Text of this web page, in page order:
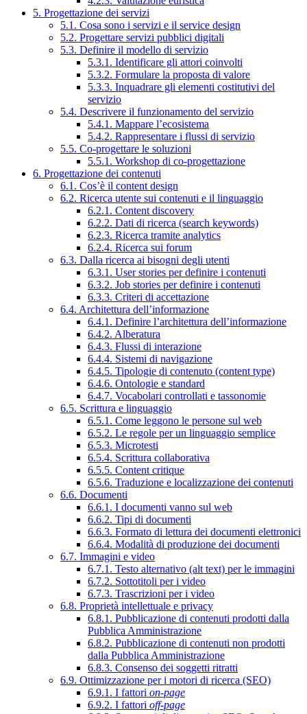
5. Progettazione dei servizi
5.1. Cosa sono i servizi e il service design
5.2. Progettare servizi pubblici digitali
5.3. Definire il modello di servizio
5.3.1. Identificare gli attori coinvolti
5.3.2. Formulare la proposta di valore
5.3.3. Inquadrare gli elementi costitutivi del
servizio
5.4. Descrivere il funzionamento del servizio
5.4.1. Mappare l’ecosistema
5.4.2. Rappresentare i flussi di servizio
5.5. Co-progettare le soluzioni
5.5.1. Workshop di co-progettazione
6. Progettazione dei contenuti
6.1. Cos’è il content design
6.2. Ricerca utente sui contenuti e il linguaggio
6.2.1. Content discovery
6.2.2. Dati di ricerca (search keywords)
6.2.3. Ricerca tramite analytics
6.2.4. Ricerca sui forum
6.3. Dalla ricerca ai bisogni degli utenti
6.3.1. User stories per definire i contenuti
6.3.2. Job stories per definire i contenuti
6.3.3. Criteri di accettazione
6.4. Architettura dell’informazione
6.4.1. Definire l’architettura dell’informazione
6.4.2. Alberatura
6.4.3. Flussi di interazione
6.4.4. Sistemi di navigazione
6.4.5. Tipologie di contenuto (content type)
6.4.6. Ontologie e standard
6.4.7. Vocabolari controllati e tassonomie
6.5. Scrittura e linguaggio
6.5.1. Come leggono le persone sul web
6.5.2. Le regole per un linguaggio semplice
6.5.3. Microtesti
6.5.4. Scrittura collaborativa
6.5.5. Content critique
6.5.6. Traduzione e localizzazione dei contenuti
6.6. Documenti
6.6.1. I documenti vanno sul web
6.6.2. Tipi di documenti
6.6.3. Formato di lettura dei documenti elettronici
6.6.4. Modalità di produzione dei documenti
6.7. Immagini e video
6.7.1. Testo alternativo (alt text) per le immagini
6.7.2. Sottotitoli per i video
6.7.3. Trascrizioni per i video
6.8. Proprietà intellettuale e privacy
6.8.1. Pubblicazione di contenuti prodotti dalla
Pubblica Amministrazione
6.8.2. Pubblicazione di contenuti non prodotti
dalla Pubblica Amministrazione
6.8.3. Consenso dei soggetti ritratti
6.9. Ottimizzazione per i motori di ricerca (SEO)
6.9.1. I fattori on-page
6.9.2. I fattori off-page